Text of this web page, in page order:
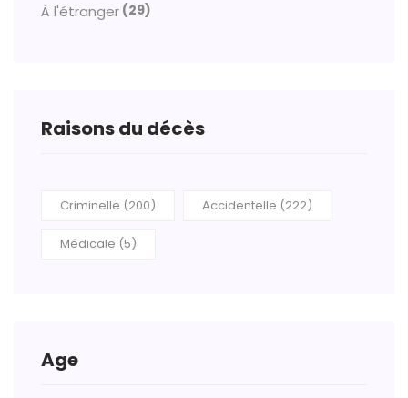
À l'étranger (29)
Raisons du décès
Criminelle (200) Accidentelle (222)
Médicale (5)
Age